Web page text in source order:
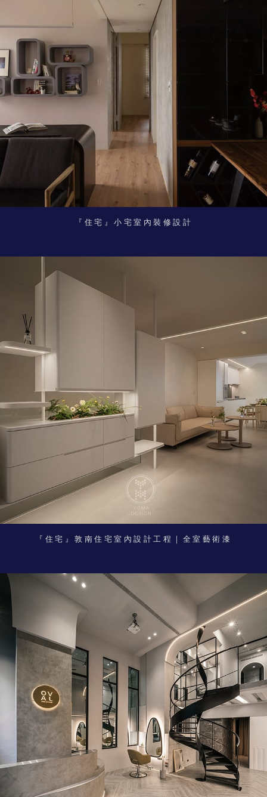
『住宅』小宅室內裝修設計
『住宅』敦南住宅室內設計工程｜全室藝術漆